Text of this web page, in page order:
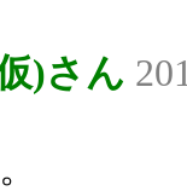
)さん